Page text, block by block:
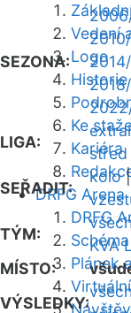
Vedení
Logo
Historie
Ke
Kariéra
DRFG Arena
DRFG
Plánek
SEZONA:
LIGA:
střed
SEŘADIT:
kolo
TÝM:
KVA
MÍSTO:
VÝSLEDKY: